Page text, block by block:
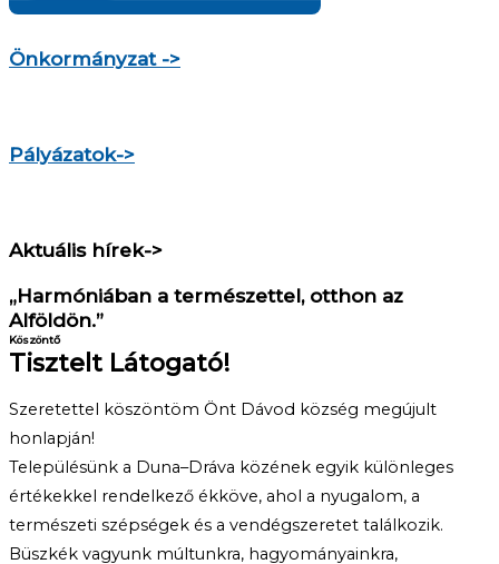
Önkormányzat ->
Pályázatok->
Aktuális hírek->
„Harmóniában a természettel, otthon az
Alföldön.”
Köszöntő
Tisztelt Látogató!
Szeretettel köszöntöm Önt Dávod község megújult
honlapján!
Településünk a Duna–Dráva közének egyik különleges
értékekkel rendelkező ékköve, ahol a nyugalom, a
természeti szépségek és a vendégszeretet találkozik.
Büszkék vagyunk múltunkra, hagyományainkra,